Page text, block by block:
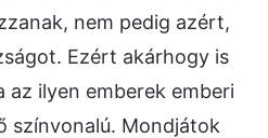
nem pedig azért,
Ezért akárhogy is
az ilyen emberek emberi
színvonalú. Mondjátok